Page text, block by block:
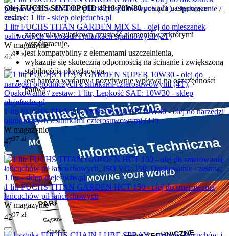
Olej FUCHS SINTOPOID 4218 70W80posiada następujące
cechy:
zapewnia wyjątkową czystość elementów, z którymi
współpracuje,
jest kompatybilny z elementami uszczelnienia,
wykazuje się skuteczną odpornością na ścinanie i zwiększoną
stabilnością oksydacyjną,
jest bardzo wydajny i pozytywnie wpływa na oszczędności
paliwa.
1 litr FUCHS TITAN GARDEN MIX SL - olej do mieszanek
paliwowych w kosach i pilarkach spalinowych (2T)
W magazynie
4297 zł
1 litr FUCHS TITAN GARDEN SUPER 10W30 - olej do narzędzi
ogrodniczych z silnikami czterosuwowymi (4T)
W magazynie
4797 zł
1 litr FUCHS TITAN GARDEN HCT 150 - olej do smarowania
łańcuchów pił łańcuchowych
W magazynie
4297 zł